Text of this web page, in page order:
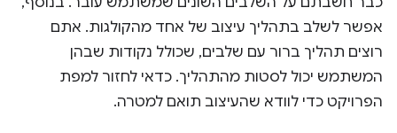
אפשר לשלב בתהליך עיצוב של אחד מהקולגות. אתם
רוצים תהליך ברור עם שלבים, שכולל נקודות שבהן
המשתמש יכול לסטות מהתהליך. כדאי לחזור למפת
הפרויקט כדי לוודא שהעיצוב תואם למטרה.